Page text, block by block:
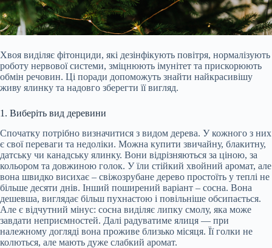
Хвоя виділяє фітонциди, які дезінфікують повітря, нормалізують
роботу нервової системи, зміцнюють імунітет та прискорюють
обмін речовин. Ці поради допоможуть знайти найкрасивішу
живу ялинку та надовго зберегти її вигляд.
1. Виберіть вид деревини
Спочатку потрібно визначитися з видом дерева. У кожного з них
є свої переваги та недоліки. Можна купити звичайну, блакитну,
датську чи канадську ялинку. Вони відрізняються за ціною, за
кольором та довжиною голок. У їли стійкий хвойний аромат, але
вона швидко висихає – свіжозрубане дерево простоїть у теплі не
більше десяти днів. Інший поширений варіант – сосна. Вона
дешевша, виглядає більш пухнастою і повільніше обсипається.
Але є відчутний мінус: сосна виділяє липку смолу, яка може
завдати неприємностей. Далі радуватиме ялиця — при
належному догляді вона проживе близько місяця. Її голки не
колються, але мають дуже слабкий аромат.